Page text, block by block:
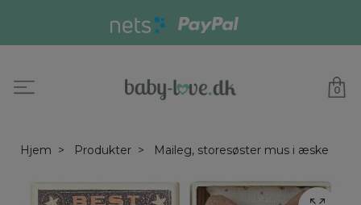
0
Hjem Produkter Maileg, storesøster mus i æske